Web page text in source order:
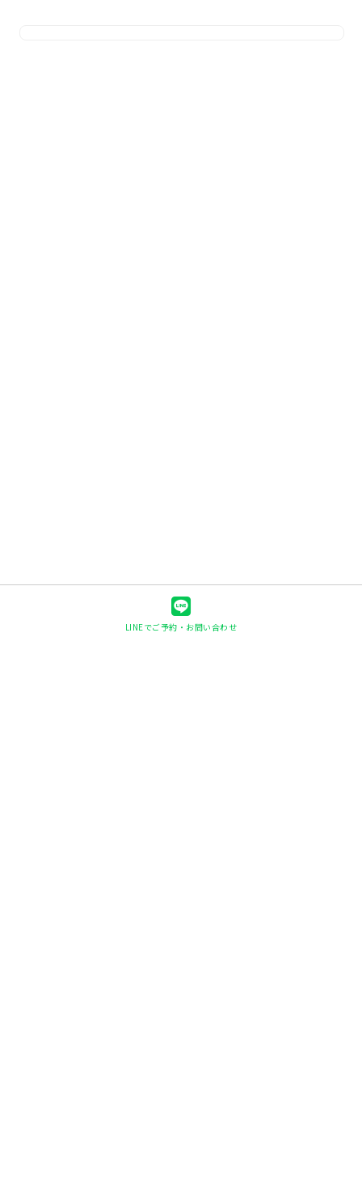
LINEでご予約・お問い合わせ